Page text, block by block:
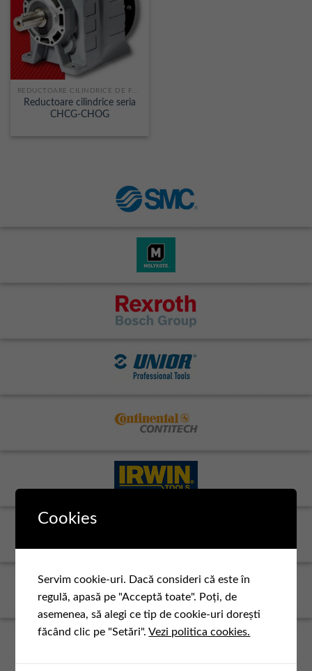
Reductoare cilindrice seria
CHCG-CHOG
Cookies
Servim cookie-uri. Dacă consideri că este în
regulă, apasă pe "Acceptă toate". Poți, de
asemenea, să alegi ce tip de cookie-uri dorești
făcând clic pe "Setări".Vezi politica cookies.